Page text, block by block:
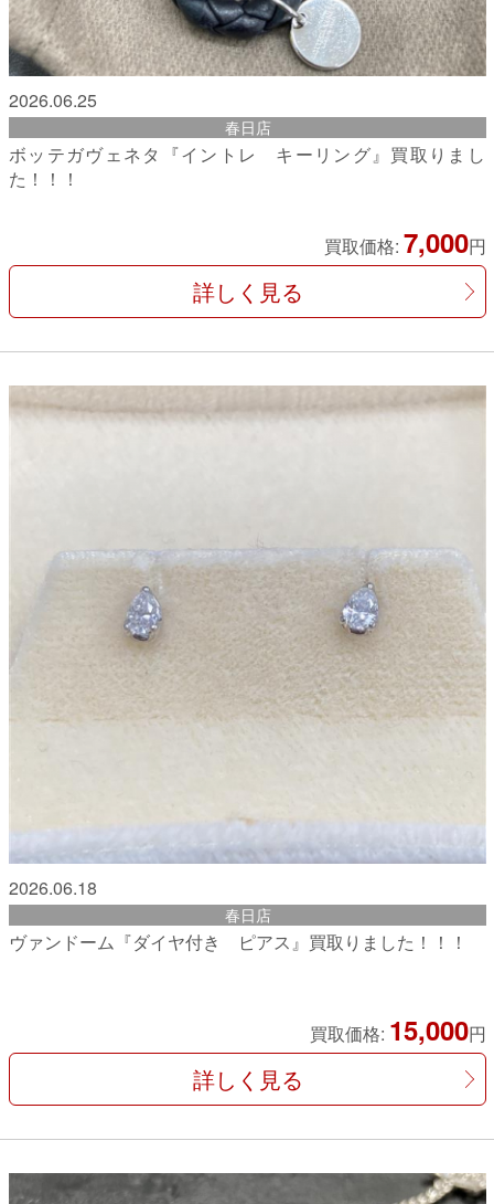
2026.06.25
春日店
ボッテガヴェネタ『イントレ キーリング』買取りまし
た！！！
買取価格: 7,000円
詳しく見る
2026.06.18
春日店
ヴァンドーム『ダイヤ付き ピアス』買取りました！！！
買取価格: 15,000円
詳しく見る